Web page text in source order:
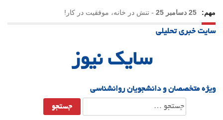
مهم: 25 دسامبر 25 - تنش در خانه، موفقیت در کار!
23 دسامبر 25
-یلدا؛ نماد تاب‌آوری اجتماعی در روزگار دشوار
سایت خبری تحلیلی
سایک نیوز
ویژه متخصصان و دانشجویان روانشناسی
جستجو
برای: